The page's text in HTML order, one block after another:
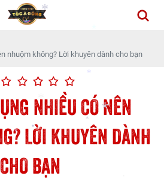
*
*
*
*
*
nhuộm không? Lời khuyên dành cho bạn
NHIỀU CÓ NÊN
LỜI KHUYÊN DÀNH
CHO BẠN